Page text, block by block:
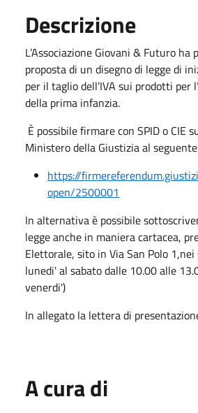
Descrizione
L’Associazione Giovani & Futuro ha
proposta di un disegno di legge di
per il taglio dell’IVA sui prodotti per
della prima infanzia.
È possibile firmare con SPID o CIE
Ministero della Giustizia al
https://
open/2500001
In alternativa è possibile
legge anche in maniera cartacea,
Elettorale, sito in Via San Polo
lunedi' al sabato dalle 10.00 alle
venerdi')
In allegato la lettera di
A cura di